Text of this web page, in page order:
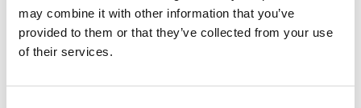
may combine it with other information that you’ve
provided to them or that they’ve collected from your use
of their services.
親密的聯繫。 這些島嶼擁有美麗的沙灘，原始而完美，似乎只能
存在於明信片上。
這次旅行雖然短暫，但卻充滿了歡樂和驚奇的時刻。 當您的船行